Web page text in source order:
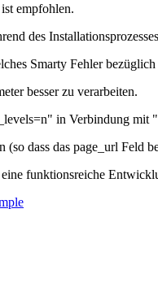
empfohlen.
des
Smarty Fehler
besser zu verarbeiten.
in Verbindung mit
dass das page_url Feld
funktionsreiche